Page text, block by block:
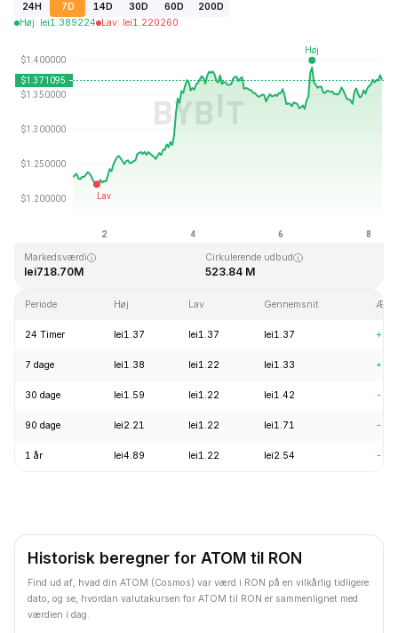
24H 7D 14D 30D 60D
200D
Høj: lei1.389224 Lav: lei1.220260
Sidst opdateret: 2026-08-08, 07:10 GMT+0
Markedsværdi
lei718.70M
Cirkulerende udbud
523.84 M
Periode Høj Lav Gennemsnit
24 Timer lei1.37 lei1.37 lei1.37
7 dage lei1.38 lei1.22 lei1.33
30 dage lei1.59 lei1.22 lei1.42 -
90 dage lei2.21 lei1.22 lei1.71 -
1 år lei4.89 lei1.22 lei2.54 -
Historisk beregner for ATOM til RON
Find ud af, hvad din ATOM (Cosmos) var værd i RON på en vilkårlig tidligere
dato, og se, hvordan valutakursen for ATOM til RON er sammenlignet med
værdien i dag.